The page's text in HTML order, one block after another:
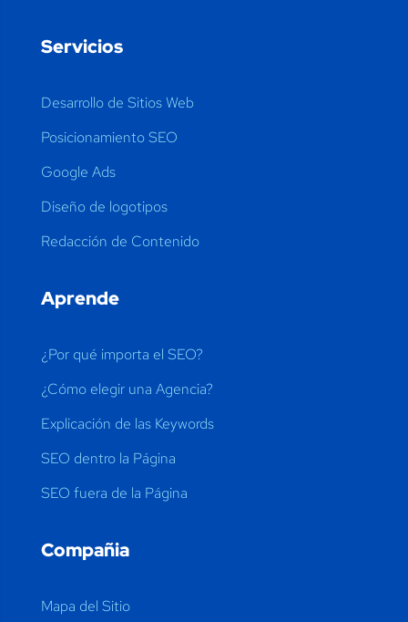
Servicios
Desarrollo de Sitios Web
Posicionamiento SEO
Google Ads
Diseño de logotipos
Redacción de Contenido
Aprende
¿Por qué importa el SEO?
¿Cómo elegir una Agencia?
Explicación de las Keywords
SEO dentro la Página
SEO fuera de la Página
Compañia
Mapa del Sitio